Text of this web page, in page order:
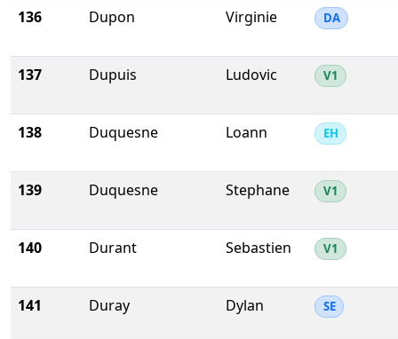
136 Dupon Virginie DA
137 Dupuis Ludovic V1
138 Duquesne Loann EH
139 Duquesne Stephane V1
140 Durant Sebastien V1
141 Duray Dylan SE